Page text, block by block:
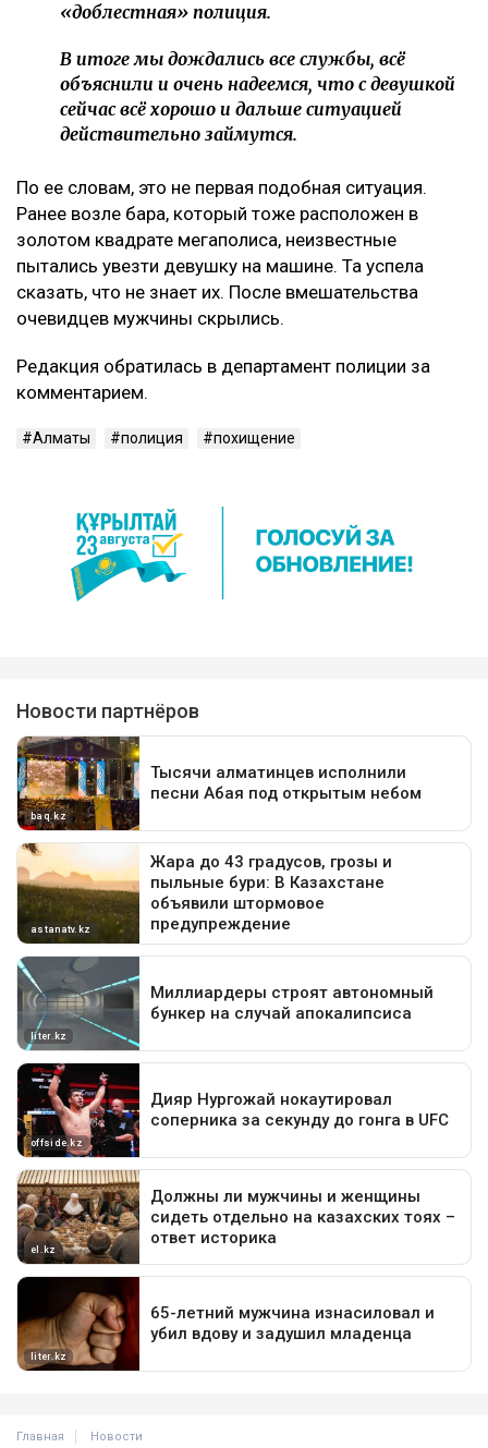
«доблестная» полиция.
В итоге мы дождались все службы, всё
объяснили и очень надеемся, что с девушкой
сейчас всё хорошо и дальше ситуацией
действительно займутся.
По ее словам, это не первая подобная ситуация.
Ранее возле бара, который тоже расположен в
золотом квадрате мегаполиса, неизвестные
пытались увезти девушку на машине. Та успела
сказать, что не знает их. После вмешательства
очевидцев мужчины скрылись.
Редакция обратилась в департамент полиции за
комментарием.
Алматы полиция похищение
Главная Новости